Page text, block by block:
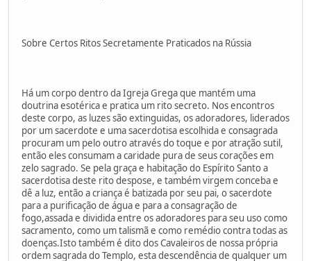
Sobre Certos Ritos Secretamente Praticados na Rússia
Há um corpo dentro da Igreja Grega que mantém uma
doutrina esotérica e pratica um rito secreto. Nos encontros
deste corpo, as luzes são extinguidas, os adoradores, liderados
por um sacerdote e uma sacerdotisa escolhida e consagrada
procuram um pelo outro através do toque e por atração sutil,
então eles consumam a caridade pura de seus corações em
zelo sagrado. Se pela graça e habitação do Espírito Santo a
sacerdotisa deste rito despose, e também virgem conceba e
dê a luz, então a criança é batizada por seu pai, o sacerdote
para a purificação de água e para a consagração de
fogo,assada e dividida entre os adoradores para seu uso como
sacramento, como um talismã e como remédio contra todas as
doenças.Isto também é dito dos Cavaleiros de nossa própria
ordem sagrada do Templo, esta descendência de qualquer um